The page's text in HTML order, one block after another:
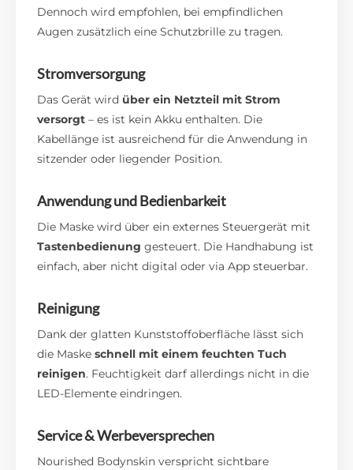
Dennoch wird empfohlen, bei empfindlichen
Augen zusätzlich eine Schutzbrille zu tragen.
Stromversorgung
Das Gerät wird über ein Netzteil mit Strom
versorgt – es ist kein Akku enthalten. Die
Kabellänge ist ausreichend für die Anwendung in
sitzender oder liegender Position.
Anwendung und Bedienbarkeit
Die Maske wird über ein externes Steuergerät mit
Tastenbedienung gesteuert. Die Handhabung ist
einfach, aber nicht digital oder via App steuerbar.
Reinigung
Dank der glatten Kunststoffoberfläche lässt sich
die Maskeschnell mit einem feuchten Tuch
reinigen. Feuchtigkeit darf allerdings nicht in die
LED-Elemente eindringen.
Service & Werbeversprechen
Nourished Bodynskin verspricht sichtbare